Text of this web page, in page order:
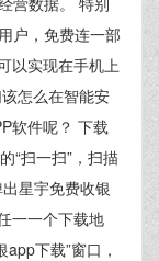
户，免费连一部
以实现在手机上
怎么在智能安
软件呢？ 下载
“扫一扫”，扫描
星宇免费收银
一一个下载地
下载”窗口，